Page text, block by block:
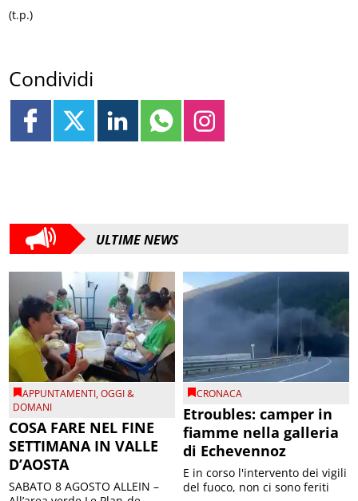
(t.p.)
Condividi
ULTIME NEWS
APPUNTAMENTI,OGGI &
DOMANI
COSA FARE NEL FINE
SETTIMANA IN VALLE
D’AOSTA
SABATO 8 AGOSTO ALLEIN –
CRONACA
Etroubles: camper in
fiamme nella galleria
di Echevennoz
E in corso l'intervento dei vigili
del fuoco, non ci sono feriti